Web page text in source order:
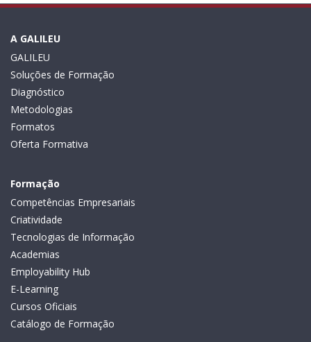
A GALILEU
GALILEU
Soluções de Formação
Diagnóstico
Metodologias
Formatos
Oferta Formativa
Formação
Competências Empresariais
Criatividade
Tecnologias de Informação
Academias
Employability Hub
E-Learning
Cursos Oficiais
Catálogo de Formação